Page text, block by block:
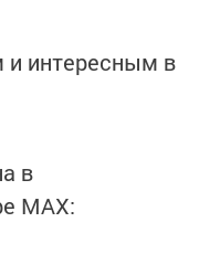
интересным в
в
MАХ: